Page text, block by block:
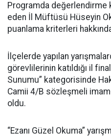
Programda değerlendirme
eden İl Müftüsü Hüseyin
puanlama kriterleri
İlçelerde yapılan
görevlilerinin katıldığı il
Sunumu” kategorisinde
Camii 4/B sözleşmeli
oldu.
“Ezanı Güzel Okuma”